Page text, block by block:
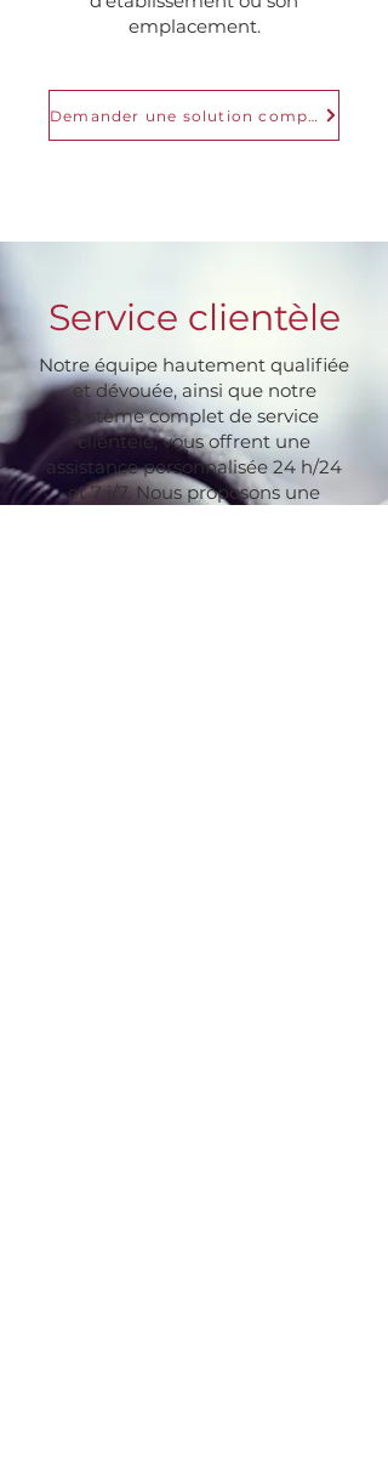
emplacement.
Demander une solution complète
Service clientèle
Notre équipe hautement qualifiée
et dévouée, ainsi que notre
système complet de service
clientèle, vous offrent une
assistance personnalisée 24 h/24
et 7 j/7. Nous proposons une